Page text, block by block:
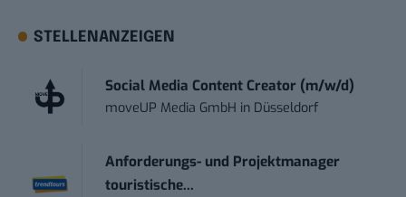
STELLENANZEIGEN
Social Media Content Creator (m/w/d)
moveUP Media GmbH in Düsseldorf
Anforderungs- und Projektmanager
touristische...